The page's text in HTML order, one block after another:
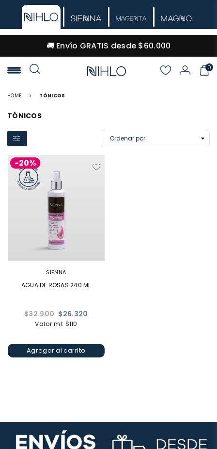
🚚 Envío GRATIS desde $60.000
NIHLO
0
HOME > TÓNICOS
TÓNICOS
-20%
SIENNA
AGUA DE ROSAS 240 ML
Precio
habitual
$32.900 $26.320
Valor ml: $110
Agregar al carrito